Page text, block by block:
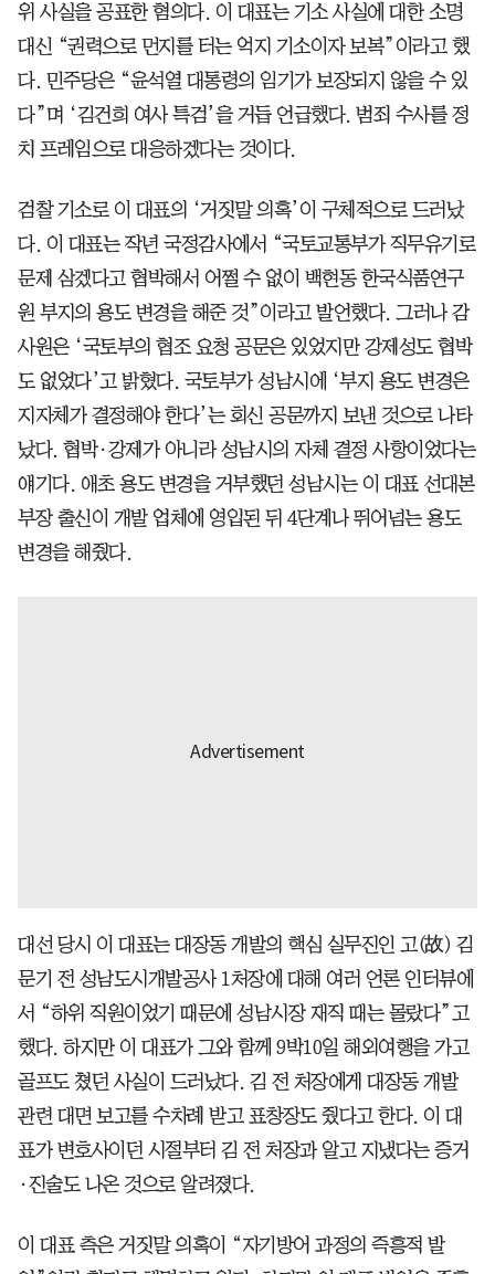
위 사실을 공표한 혐의다. 이 대표는 기소 사실에 대한 소명
대신 “권력으로 먼지를 터는 억지 기소이자 보복”이라고 했
다. 민주당은 “윤석열 대통령의 임기가 보장되지 않을 수 있
다”며 ‘김건희 여사 특검’을 거듭 언급했다. 범죄 수사를 정
치 프레임으로 대응하겠다는 것이다.
검찰 기소로 이 대표의 ‘거짓말 의혹’이 구체적으로 드러났
다. 이 대표는 작년 국정감사에서 “국토교통부가 직무유기로
문제 삼겠다고 협박해서 어쩔 수 없이 백현동 한국식품연구
원 부지의 용도 변경을 해준 것”이라고 발언했다. 그러나 감
사원은 ‘국토부의 협조 요청 공문은 있었지만 강제성도 협박
도 없었다’고 밝혔다. 국토부가 성남시에 ‘부지 용도 변경은
지자체가 결정해야 한다’는 회신 공문까지 보낸 것으로 나타
났다. 협박·강제가 아니라 성남시의 자체 결정 사항이었다는
얘기다. 애초 용도 변경을 거부했던 성남시는 이 대표 선대본
부장 출신이 개발 업체에 영입된 뒤 4단계나 뛰어넘는 용도
변경을 해줬다.
대선 당시 이 대표는 대장동 개발의 핵심 실무진인 고(故) 김
문기 전 성남도시개발공사 1처장에 대해 여러 언론 인터뷰에
서 “하위 직원이었기 때문에 성남시장 재직 때는 몰랐다”고
했다. 하지만 이 대표가 그와 함께 9박10일 해외여행을 가고
골프도 쳤던 사실이 드러났다. 김 전 처장에게 대장동 개발
관련 대면 보고를 수차례 받고 표창장도 줬다고 한다. 이 대
표가 변호사이던 시절부터 김 전 처장과 알고 지냈다는 증거
·진술도 나온 것으로 알려졌다.
이 대표 측은 거짓말 의혹이 “자기방어 과정의 즉흥적 발